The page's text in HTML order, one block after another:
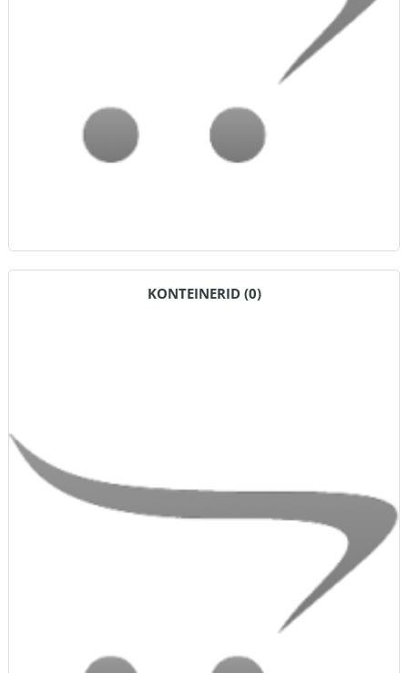
KONTEINERID (0)